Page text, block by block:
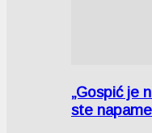
„Gospić je
ste